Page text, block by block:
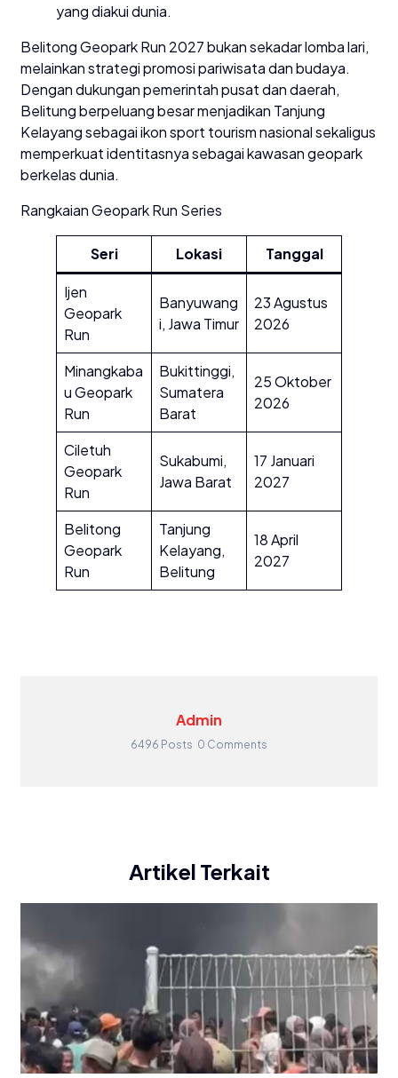
yang diakui dunia.
Belitong Geopark Run 2027 bukan sekadar lomba lari,
melainkan strategi promosi pariwisata dan budaya.
Dengan dukungan pemerintah pusat dan daerah,
Belitung berpeluang besar menjadikan Tanjung
Kelayang sebagai ikon sport tourism nasional sekaligus
memperkuat identitasnya sebagai kawasan geopark
berkelas dunia.
Rangkaian Geopark Run Series
Seri Lokasi Tanggal
Ijen
Geopark
Run
Banyuwang
i, Jawa Timur
23 Agustus
2026
Minangkaba
u Geopark
Run
Bukittinggi,
Sumatera
Barat
25 Oktober
2026
Ciletuh
Geopark
Run
Sukabumi,
Jawa Barat
17 Januari
2027
Belitong
Geopark
Run
Tanjung
Kelayang,
Belitung
18 April
2027
Admin
6496 Posts 0 Comments
Artikel Terkait